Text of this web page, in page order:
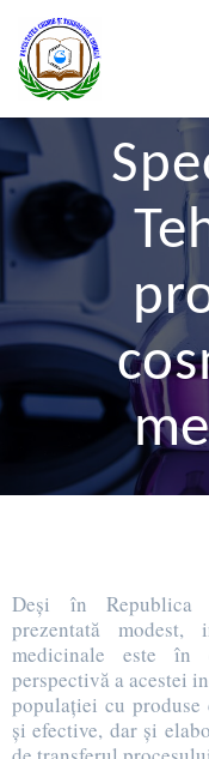
Deşi în Republica
prezentată modest,
medicinale este în
perspectivă a acestei
populaţiei cu produse
şi efective, dar şi